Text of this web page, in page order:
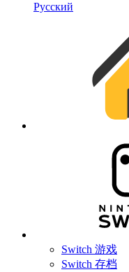
Русский
Switch 游戏
Switch 存档